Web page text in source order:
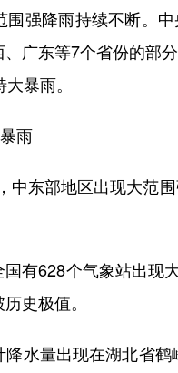
降雨持续不断。中
广东等7个省份的部
暴雨。
雨
东部地区出现大范围
628个气象站出现
史极值。
量出现在湖北省鹤